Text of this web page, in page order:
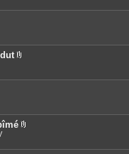
è
j
o
i
t è